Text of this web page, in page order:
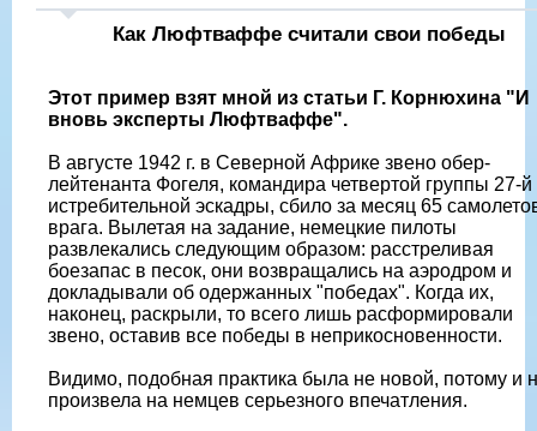
Как Люфтваффе считали свои победы
Этот пример взят мной из статьи Г. Корнюхина "И
вновь эксперты Люфтваффе".
В августе 1942 г. в Северной Африке звено обер-
лейтенанта Фогеля, командира четвертой группы 27-й
истребительной эскадры, сбило за месяц 65
врага. Вылетая на задание, немецкие пилоты
развлекались следующим образом: расстреливая
боезапас в песок, они возвращались на аэродром и
докладывали об одержанных "победах". Когда их,
наконец, раскрыли, то всего лишь расформировали
звено, оставив все победы в неприкосновенности.
Видимо, подобная практика была не новой, потому и
произвела на немцев серьезного впечатления.